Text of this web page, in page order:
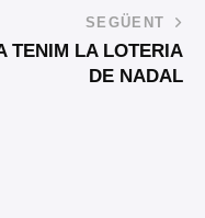
SEGÜENT
TENIM LA LOTERIA
DE NADAL